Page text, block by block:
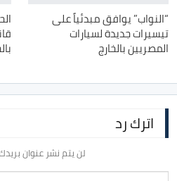
“النواب” يوافق مبدئياً على
تيسيرات جديدة لسيارات
المصريين بالخارج
اترك رد
لن يتم نشر عنوان